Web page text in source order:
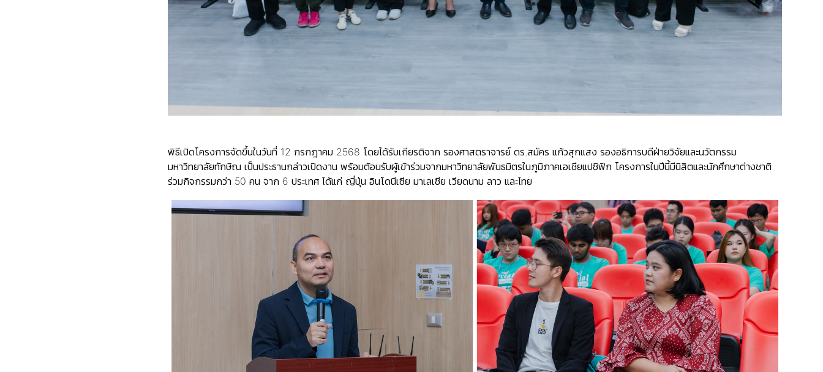
พิธีเปิดโครงการจัดขึ้นในวันที่ 12 กรกฎาคม 2568 โดยได้รับเกียรติจาก รองศาสตราจารย์ ดร.สมัคร แก้วสุกแสง รองอธิการบดีฝ่ายวิจัยและนวัตกรรม
มหาวิทยาลัยทักษิณ เป็นประธานกล่าวเปิดงาน พร้อมต้อนรับผู้เข้าร่วมจากมหาวิทยาลัยพันธมิตรในภูมิภาคเอเชียแปซิฟิก โครงการในปีนี้มีนิสิตและนักศึกษาต่างชาติ
ร่วมกิจกรรมกว่า 50 คน จาก 6 ประเทศ ได้แก่ ญี่ปุ่น อินโดนีเซีย มาเลเซีย เวียดนาม ลาว และไทย